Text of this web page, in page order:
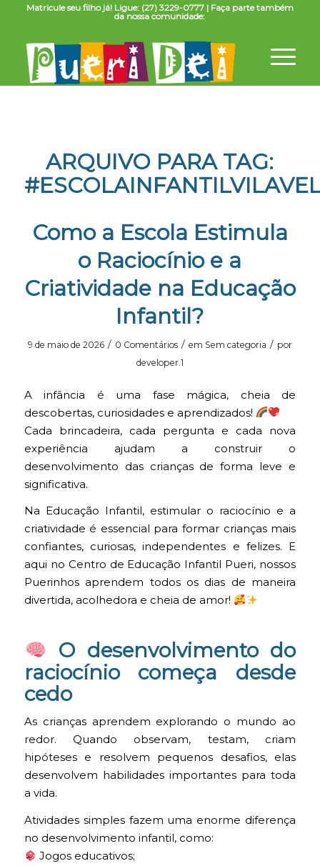
Matricule seu filho já! Ligue: (27) 3229-0777 | Faça parte também
da nossa comunidade:
ARQUIVO PARA TAG:
Como a Escola Estimula
o Raciocínio e a
Criatividade na Educação
Infantil?
9 de maio de 2026 / 0 Comentários / em Sem categoria / por
developer.1
A infância é uma fase mágica, cheia de
descobertas, curiosidades e aprendizados!
Cada brincadeira, cada pergunta e cada nova
experiência ajudam a construir o
desenvolvimento das crianças de forma leve e
significativa.
Na Educação Infantil, estimular o raciocínio e a
criatividade é essencial para formar crianças mais
confiantes, curiosas, independentes e felizes. E
aqui no Centro de Educação Infantil Pueri, nossos
Puerinhos aprendem todos os dias de maneira
divertida, acolhedora e cheia de amor!
O desenvolvimento do
raciocínio começa desde
cedo
As crianças aprendem explorando o mundo ao
redor. Quando observam, testam, criam
hipóteses e resolvem pequenos desafios, elas
desenvolvem habilidades importantes para toda
a vida.
Atividades simples fazem uma enorme diferença
no desenvolvimento infantil, como:
Jogos educativos;